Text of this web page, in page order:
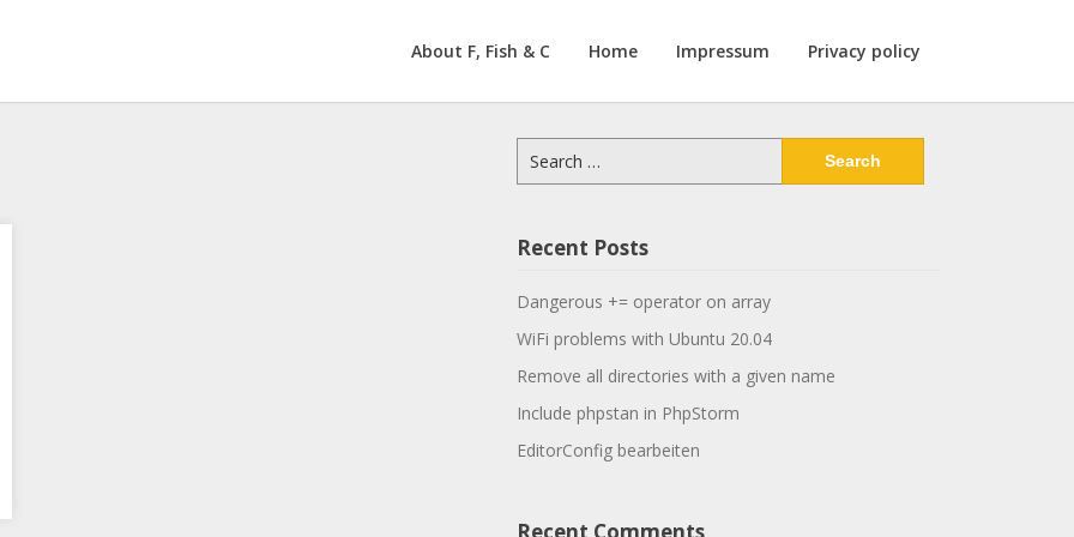
About F, Fish & C Home Impressum Privacy policy
for:
Recent Posts
Dangerous += operator on array
WiFi problems with Ubuntu 20.04
Remove all directories with a given name
Include phpstan in PhpStorm
EditorConfig bearbeiten